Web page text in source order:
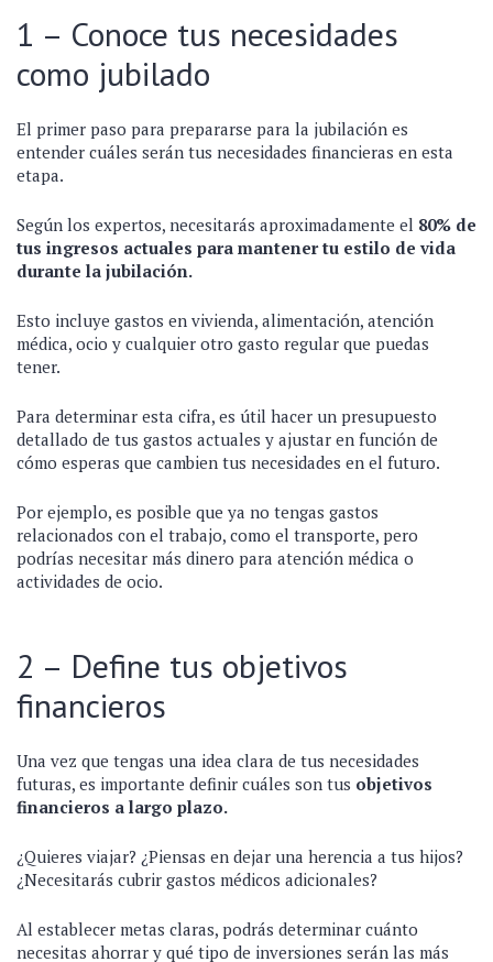
1 – Conoce tus necesidades
como jubilado
El primer paso para prepararse para la jubilación es
entender cuáles serán tus necesidades financieras en esta
etapa.
Según los expertos, necesitarás aproximadamente el 80% de
tus ingresos actuales para mantener tu estilo de vida
durante la jubilación.
Esto incluye gastos en vivienda, alimentación, atención
médica, ocio y cualquier otro gasto regular que puedas
tener.
Para determinar esta cifra, es útil hacer un presupuesto
detallado de tus gastos actuales y ajustar en función de
cómo esperas que cambien tus necesidades en el futuro.
Por ejemplo, es posible que ya no tengas gastos
relacionados con el trabajo, como el transporte, pero
podrías necesitar más dinero para atención médica o
actividades de ocio.
2 – Define tus objetivos
financieros
Una vez que tengas una idea clara de tus necesidades
futuras, es importante definir cuáles son tus objetivos
financieros a largo plazo.
¿Quieres viajar? ¿Piensas en dejar una herencia a tus hijos?
¿Necesitarás cubrir gastos médicos adicionales?
Al establecer metas claras, podrás determinar cuánto
necesitas ahorrar y qué tipo de inversiones serán las más